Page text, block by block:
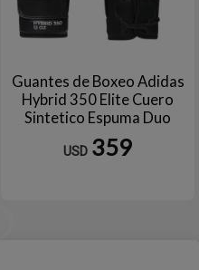
Guantes de Boxeo Adidas
Hybrid 350 Elite Cuero
Sintetico Espuma Duo
Speed Lace para
Entrenamiento y Sparring
USD 359